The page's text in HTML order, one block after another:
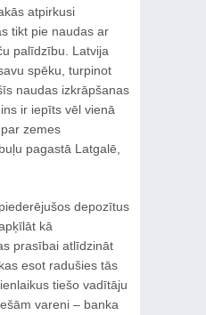
atpirkusi
tikt pie naudas ar
palīdzību. Latvija
spēku, turpinot
naudas izkrāpšanas
ir iepīts vēl vienā
zemes
pagastā Latgalē,
depozītus
kā
prasībai atlīdzināt
esot radušies tās
tiešo vadītāju
vareni – banka